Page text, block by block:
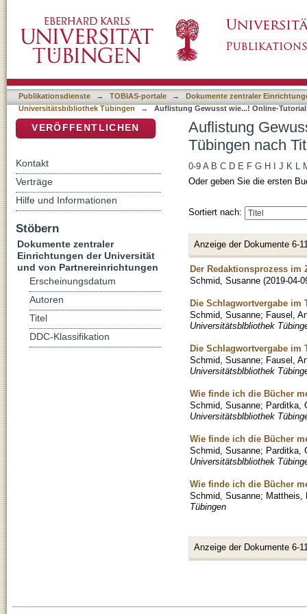
Publikationsdienste → TOBIAS-portale →
Dokumente zentraler
Universitätsbibliothek Tübingen
→ Auflistung Gewusst wie...! Online-
Auflistung
Tübingen nach
0-9 A B C D E F G H J K L
Oder geben Sie die ersten
Sortiert nach:
Anzeige der Dokumente 6-
Der Redaktionsprozess im
Schmid, Susanne (2019-04-
Die Schlagwortvergabe im
Schmid, Susanne; Fausel,
Universitätsblbliothek
Die Schlagwortvergabe im
Schmid, Susanne; Fausel,
Universitätsblbliothek
Wie finde ich die Bücher
Schmid, Susanne; Parditka,
Universitätsblbliothek
Wie finde ich die Bücher
Schmid, Susanne; Parditka,
Universitätsblbliothek
Wie finde ich die Bücher
Schmid, Susanne; Mattheis,
Tübingen
Anzeige der Dokumente 6-
VERÖFFENTLICHEN
Kontakt
Verträge
Hilfe und Informationen
Stöbern
Dokumente zentraler
Einrichtungen der Universität
und von Partnereinrichtungen
Erscheinungsdatum
Autoren
Titel
DDC-Klassifikation